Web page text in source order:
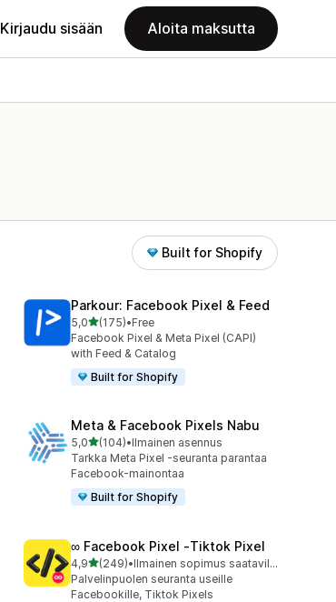
Kirjaudu sisään Aloita maksutta
Built for Shopify
Parkour: Facebook Pixel & Feed
5,0/ 5 tähteä
(175)
175 arvostelua yhteensä
•Free
Facebook Pixel & Meta Pixel (CAPI)
with Feed & Catalog
Built for Shopify
Meta & Facebook Pixels Nabu
5,0/ 5 tähteä
(104)
104 arvostelua yhteensä
•Ilmainen asennus
Tarkka Meta Pixel -seuranta parantaa
Facebook-mainontaa
Built for Shopify
∞ Facebook Pixel ‑Tiktok Pixel
4,9/ 5 tähteä
(249)
249 arvostelua yhteensä
•
Ilmainen sopimus saatavilla
Palvelinpuolen seuranta useille
Facebookille, Tiktok Pixels